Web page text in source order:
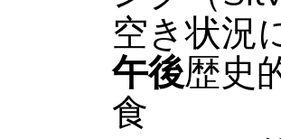
空き状況
午後歴史
食